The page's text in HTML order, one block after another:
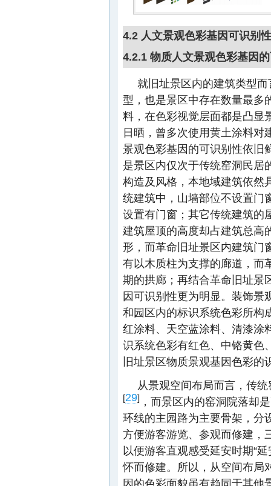
4.2 人文景观色彩基因可识别
4.2.1 物质人文景观色彩基因
就旧址景区内的建筑类型
型，也是景区中存在数量最多
料，在色彩视觉层面都是凸显
日晒，曾多次使用黄土涂料对
景观色彩基因的可识别性依旧
是景区内仅次于传统窑洞民居
构造及风格，本地域建筑依然
统建筑中，山墙部位不设置门
设置有门窗；其它传统建筑的
建筑屋顶的高度却占建筑总高
形，而革命旧址景区内建筑门
有以木质柱为支撑的廊道，而
期的拱廊；再结合革命旧址景
因可识别性更为明显。装饰景
和园区内的标识系统色彩所构
红涂料、天空蓝涂料、清漆涂
识系统色彩有红色、中铬黄色
旧址景区物质景观基因色彩
从景观空间布局而言，传
[29] ，而景区内的窑洞院落却
环线的主园路为主要骨架，分
方便游客游览、参观而修建，
以便游客直观感受延安时期“
怀而修建。所以，从空间布局
因的色彩面貌虽有趋同于其他